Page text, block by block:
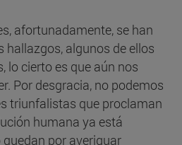
afortunadamente, se han
algunos de ellos
lo cierto es que aún nos
Por desgracia, no podemos
triunfalistas que proclaman
humana ya está
por averiguar